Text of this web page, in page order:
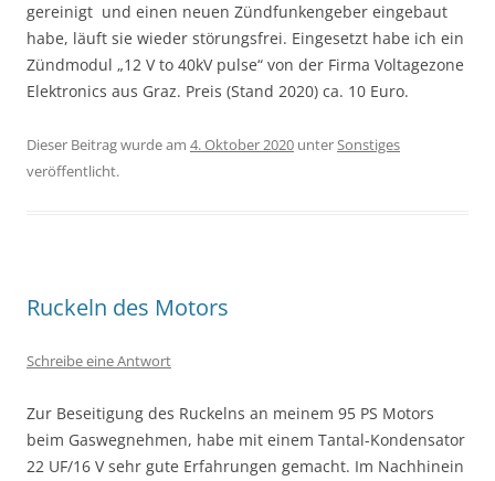
gereinigt und einen neuen Zündfunkengeber eingebaut
habe, läuft sie wieder störungsfrei. Eingesetzt habe ich ein
Zündmodul „12 V to 40kV pulse“ von der Firma Voltagezone
Elektronics aus Graz. Preis (Stand 2020) ca. 10 Euro.
Dieser Beitrag wurde am 4. Oktober 2020 unterSonstiges
veröffentlicht.
Ruckeln des Motors
Schreibe eine Antwort
Zur Beseitigung des Ruckelns an meinem 95 PS Motors
beim Gaswegnehmen, habe mit einem Tantal-Kondensator
22 UF/16 V sehr gute Erfahrungen gemacht. Im Nachhinein